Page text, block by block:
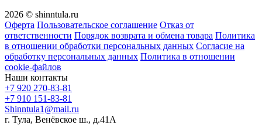
2026 © shinntula.ru
Оферта Пользовательское соглашение Отказ от
ответственности Порядок возврата и обмена товара Политика
в отношении обработки персональных данных Согласие на
обработку персональных данных Политика в отношении
cookie-файлов
Наши контакты
+7 920 270-83-81
+7 910 151-83-81
Shinntula1@mail.ru
г. Тула, Венёвское ш., д.41А